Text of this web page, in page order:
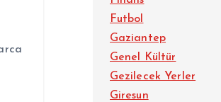
Futbol
Gaziantep
Genel Kültür
Gezilecek Yerler
Giresun